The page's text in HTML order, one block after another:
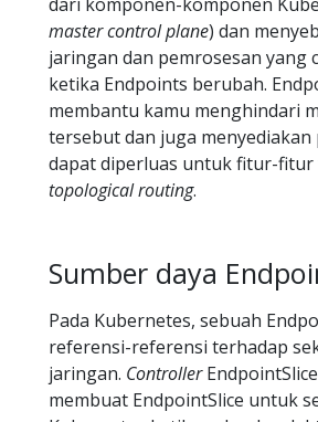
master control plane) dan
jaringan dan pemrosesan yang
ketika Endpoints berubah.
membantu kamu menghindari
tersebut dan juga
dapat diperluas untuk fitur-fitur
topological routing.
Sumber daya
Pada Kubernetes, sebuah
referensi-referensi terhadap
jaringan. Controller
membuat EndpointSlice untuk